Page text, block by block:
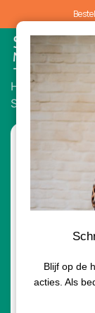
Home/ Serums
Serum 4Plus
Blijf op de
acties. Als